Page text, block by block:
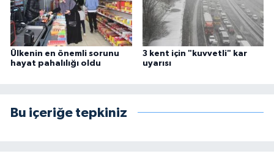
Ülkenin en önemli sorunu
hayat pahalılığı oldu
3 kent için "kuvvetli" kar
uyarısı
Bu içeriğe tepkiniz